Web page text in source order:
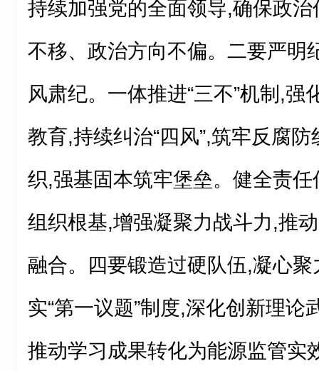
持续加强党的全面领导,确保政
不移、政治方向不偏。二要严明
风肃纪。一体推进“三不”机制,强
教育,持续纠治“四风”,筑牢反腐
织,强基固本筑牢堡垒。健全责
组织根基,增强凝聚力战斗力,推
融合。四要锻造过硬队伍,凝心
实“第一议题”制度,深化创新理论
推动学习成果转化为能源监管实